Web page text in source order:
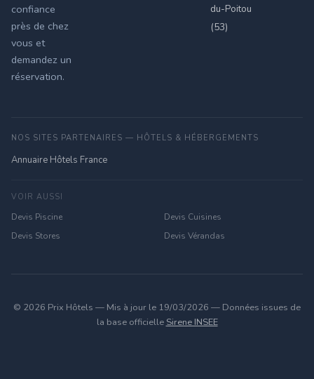
confiance
près de chez
vous et
demandez un
réservation.
du-Poitou
(53)
NOS SITES PARTENAIRES — HÔTELS & HÉBERGEMENTS
Annuaire Hôtels France
VOIR AUSSI
Devis Piscine
Devis Cuisines
Devis Stores
Devis Vérandas
© 2026 Prix Hôtels — Mis à jour le 19/03/2026 — Données issues de
la base officielle Sirene INSEE